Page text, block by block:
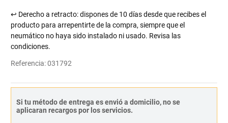
↩ Derecho a retracto: dispones de 10 días desde que recibes el
producto para arrepentirte de la compra, siempre que el
neumático no haya sido instalado ni usado. Revisa las
condiciones.
Referencia:031792
Si tu método de entrega es envió a domicilio, no se
aplicaran recargos por los servicios.